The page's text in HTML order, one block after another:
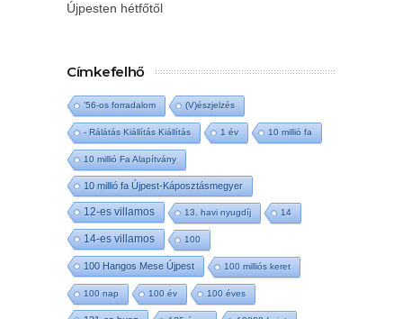
Újpesten hétfőtől
Címkefelhő
'56-os forradalom (V)észjelzés
- Rálátás Kiállítás Kiállítás 1 év 10 millió fa
10 millió Fa Alapítvány
10 millió fa Újpest-Káposztásmegyer
12-es villamos 13. havi nyugdíj 14
14-es villamos 100
100 Hangos Mese Újpest 100 milliós keret
100 nap 100 év 100 éves